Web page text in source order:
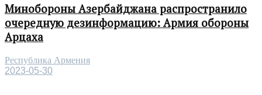
Минобороны Азербайджана распространило
очередную дезинформацию: Армия обороны
Арцаха
Республика Армения
2023-05-30